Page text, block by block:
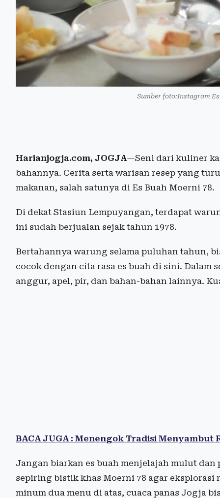
Sumber foto:Instagram
Harianjogja.com, JOGJA—Seni dari kuliner
bahannya. Cerita serta warisan resep yang
makanan, salah satunya di Es Buah Moerni 78.
Di dekat Stasiun Lempuyangan, terdapat
ini sudah berjualan sejak tahun 1978.
Bertahannya warung selama puluhan tahun,
cocok dengan cita rasa es buah di sini. Dalam
anggur, apel, pir, dan bahan-bahan lainnya.
BACA JUGA : Menengok Tradisi Menyambut
Jangan biarkan es buah menjelajah mulut
sepiring bistik khas Moerni 78 agar eksplorasi
minum dua menu di atas, cuaca panas Jogja